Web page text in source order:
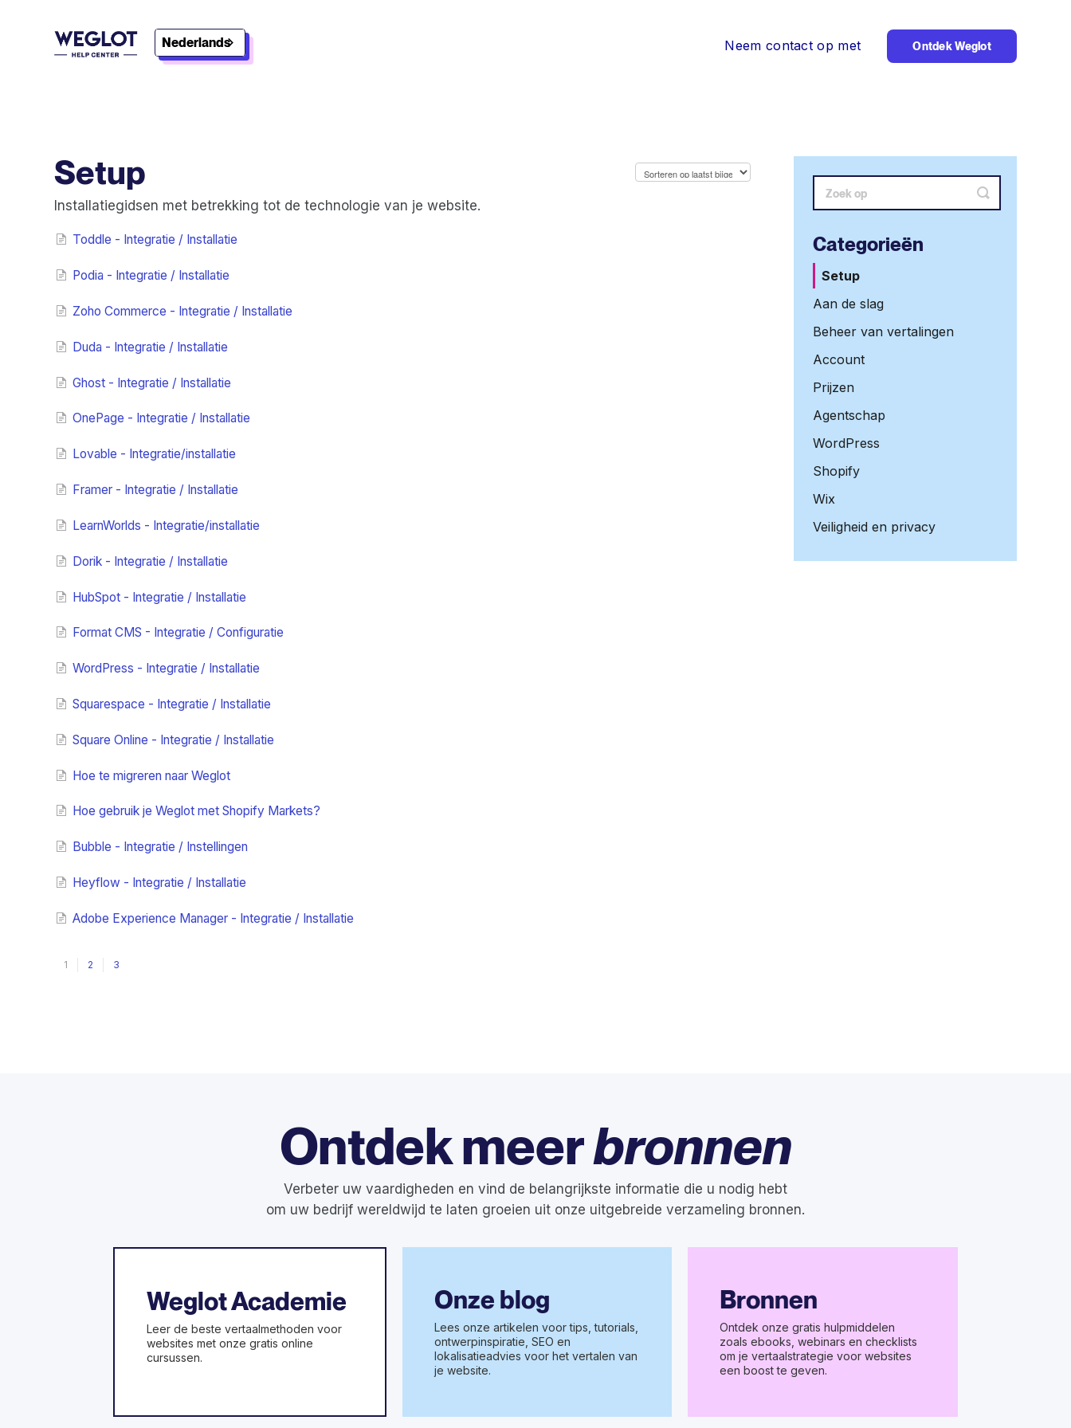
Nederlands Neem contact op met Ontdek Weglot
Setup
Installatiegidsen met betrekking tot de technologie van je website.
Toddle - Integratie / Installatie
Podia - Integratie / Installatie
Zoho Commerce - Integratie / Installatie
Duda - Integratie / Installatie
Ghost - Integratie / Installatie
OnePage - Integratie / Installatie
Lovable - Integratie/installatie
Framer - Integratie / Installatie
LearnWorlds - Integratie/installatie
Dorik - Integratie / Installatie
HubSpot - Integratie / Installatie
Format CMS - Integratie / Configuratie
WordPress - Integratie / Installatie
Squarespace - Integratie / Installatie
Square Online - Integratie / Installatie
Hoe te migreren naar Weglot
Hoe gebruik je Weglot met Shopify Markets?
Bubble - Integratie / Instellingen
Heyflow - Integratie / Installatie
Adobe Experience Manager - Integratie / Installatie
1 2 3
Zoeken
Categorieën
Setup
Aan de slag
Beheer van vertalingen
Account
Prijzen
Agentschap
WordPress
Shopify
Wix
Veiligheid en privacy
Ontdek meerbronnen
Verbeter uw vaardigheden en vind de belangrijkste informatie die u nodig hebt
om uw bedrijf wereldwijd te laten groeien uit onze uitgebreide verzameling bronnen.
Weglot Academie
Leer de beste vertaalmethoden voor
websites met onze gratis online
cursussen.
Onze blog
Lees onze artikelen voor tips, tutorials,
ontwerpinspiratie, SEO en
lokalisatieadvies voor het vertalen van
je website.
Bronnen
Ontdek onze gratis hulpmiddelen
zoals ebooks, webinars en checklists
om je vertaalstrategie voor websites
een boost te geven.